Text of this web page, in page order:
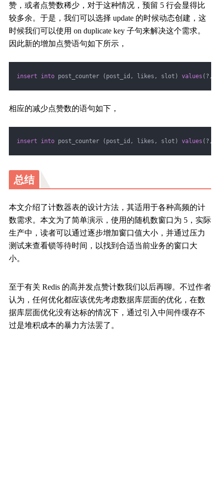
赞，或者点赞数稀少，对于这种情况，预留 5 行会显得比
较多余。于是，我们可以选择 update 的时候动态创建，这
时候我们可以使用 on duplicate key 子句来解决这个需求。
因此新的增加点赞语句如下所示，
insert into post_counter (post_id, likes, slot) values (?,
相应的减少点赞数的语句如下，
insert into post_counter (post_id, likes, slot) values (?,
总结
本文介绍了计数器表的设计方法，其适用于各种高频的计
数需求。本文为了简单演示，使用的随机数窗口为 5，实际
生产中，读者可以通过逐步增加窗口值大小，并通过压力
测试来查看锁等待时间，以找到合适当前业务的窗口大
小。
至于有关 Redis 的高并发点赞计数我们以后再聊。不过作者
认为，任何优化都应该优先考虑数据库层面的优化，在数
据库层面优化没有达标的情况下，通过引入中间件缓存不
过是堆积成本的暴力方法罢了。